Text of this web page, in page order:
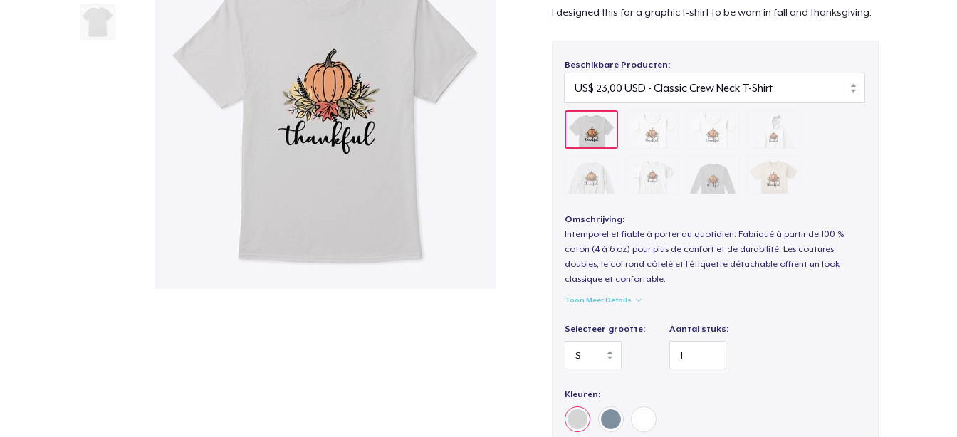
I designed this for a graphic t-shirt to be worn in fall and thanksgiving.
Beschikbare Producten:
Omschrijving:
Intemporel et fiable à porter au quotidien. Fabriqué à partir de 100 %
coton (4 à 6 oz) pour plus de confort et de durabilité. Les coutures
doubles, le col rond côtelé et l'étiquette détachable offrent un look
classique et confortable.
Toon Meer Details
Selecteer grootte: Aantal stuks:
Kleuren: